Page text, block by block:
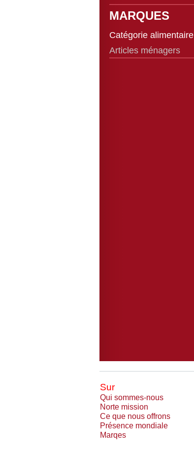
MARQUES
Catégorie alimentaire
Articles ménagers
Sur
Qui sommes-nous
Norte mission
Ce que nous offrons
Présence mondiale
Marqes